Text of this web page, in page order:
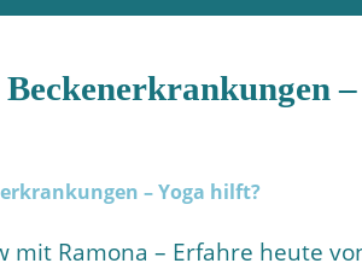
Ramona – Erfahre heute